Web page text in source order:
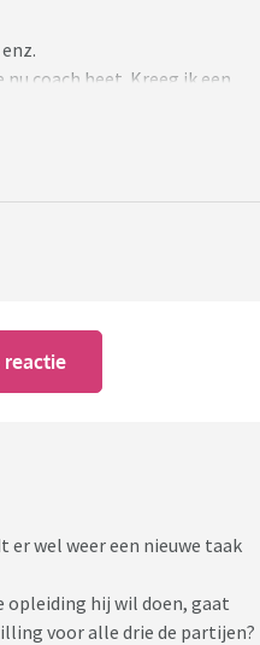
coach heet. Kreeg ik een
kijk ik nooit meer op.
de ouders?
reactie
er wel weer een nieuwe taak
opleiding hij wil doen, gaat
voor alle drie de partijen?